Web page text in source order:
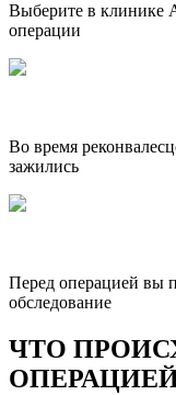
Выберите в клинике
операции
Во время
зажились
Перед операцией вы
обследование
ЧТО